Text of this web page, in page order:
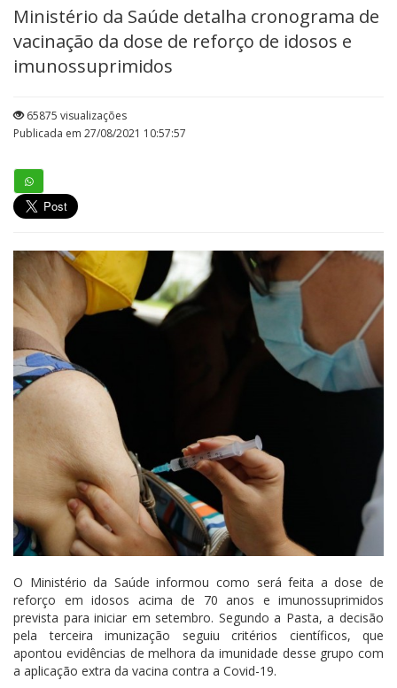
Ministério da Saúde detalha cronograma de
vacinação da dose de reforço de idosos e
imunossuprimidos
65875 visualizações
Publicada em 27/08/2021 10:57:57
O Ministério da Saúde informou como será feita a dose de
reforço em idosos acima de 70 anos e imunossuprimidos
prevista para iniciar em setembro. Segundo a Pasta, a decisão
pela terceira imunização seguiu critérios científicos, que
apontou evidências de melhora da imunidade desse grupo com
a aplicação extra da vacina contra a Covid-19.